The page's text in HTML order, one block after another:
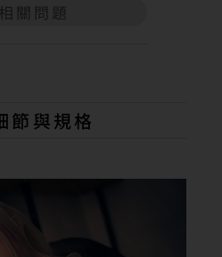
關問題
節與規格